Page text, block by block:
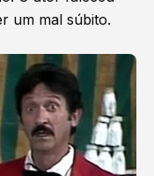
um mal súbito.